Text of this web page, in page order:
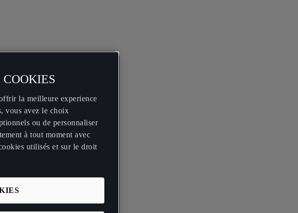
la meilleure experience
vous avez le choix
ou de personnaliser
à tout moment avec
utilisés et sur le droit